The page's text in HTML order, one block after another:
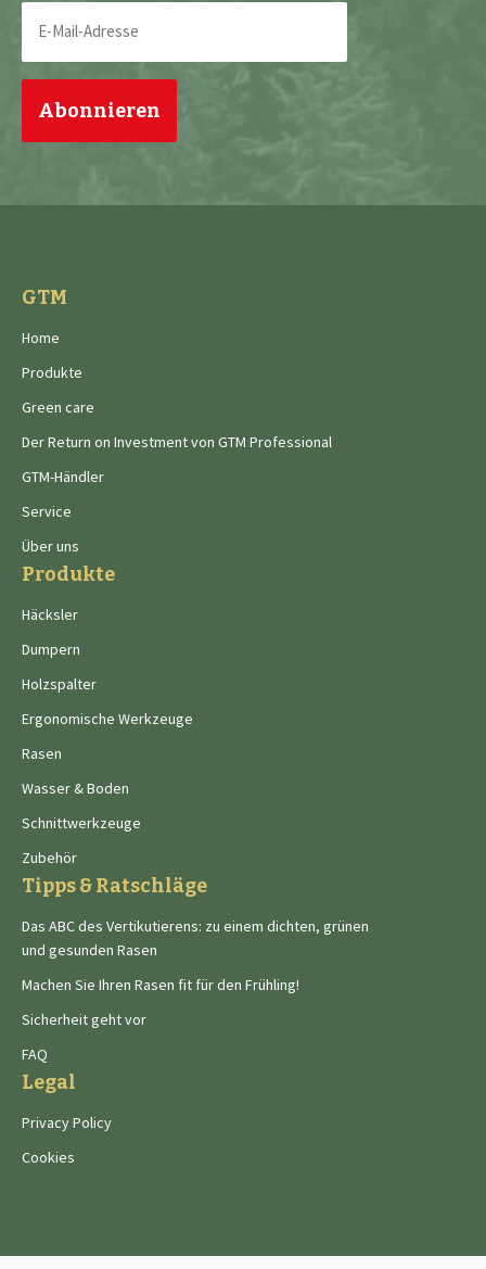
Mail-
Adresse
GTM
Home
Produkte
Green care
Der Return on Investment von GTM Professional
GTM-Händler
Service
Über uns
Produkte
Häcksler
Dumpern
Holzspalter
Ergonomische Werkzeuge
Rasen
Wasser & Boden
Schnittwerkzeuge
Zubehör
Tipps & Ratschläge
Das ABC des Vertikutierens: zu einem dichten, grünen
und gesunden Rasen
Machen Sie Ihren Rasen fit für den Frühling!
Sicherheit geht vor
FAQ
Legal
Privacy Policy
Cookies